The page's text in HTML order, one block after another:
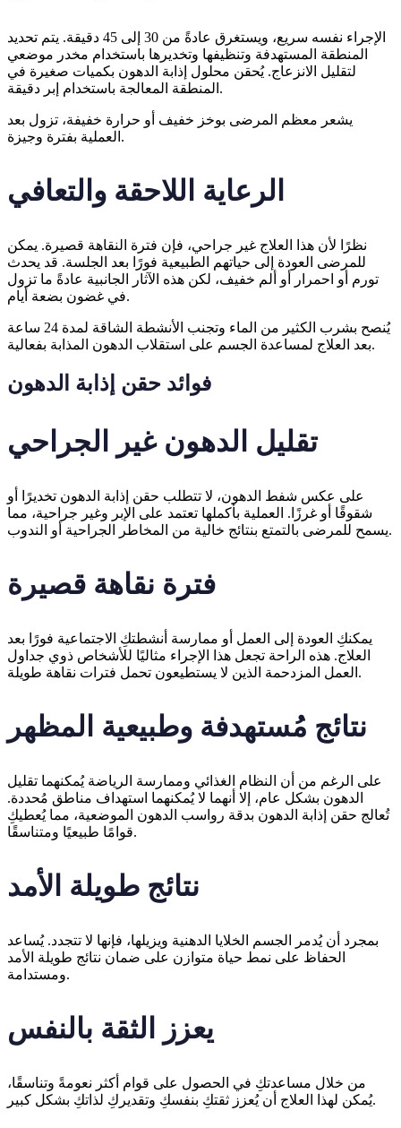
الإجراء نفسه سريع، ويستغرق عادةً من 30 إلى 45 دقيقة. يتم تحديد
المنطقة المستهدفة وتنظيفها وتخديرها باستخدام مخدر موضعي
لتقليل الانزعاج. يُحقن محلول إذابة الدهون بكميات صغيرة في
المنطقة المعالجة باستخدام إبر دقيقة.
يشعر معظم المرضى بوخز خفيف أو حرارة خفيفة، تزول بعد
العملية بفترة وجيزة.
الرعاية اللاحقة والتعافي
نظرًا لأن هذا العلاج غير جراحي، فإن فترة النقاهة قصيرة. يمكن
للمرضى العودة إلى حياتهم الطبيعية فورًا بعد الجلسة. قد يحدث
تورم أو احمرار أو ألم خفيف، لكن هذه الآثار الجانبية عادةً ما تزول
في غضون بضعة أيام.
يُنصح بشرب الكثير من الماء وتجنب الأنشطة الشاقة لمدة 24 ساعة
بعد العلاج لمساعدة الجسم على استقلاب الدهون المذابة بفعالية.
فوائد حقن إذابة الدهون
تقليل الدهون غير الجراحي
على عكس شفط الدهون، لا تتطلب حقن إذابة الدهون تخديرًا أو
شقوقًا أو غرزًا. العملية بأكملها تعتمد على الإبر وغير جراحية، مما
يسمح للمرضى بالتمتع بنتائج خالية من المخاطر الجراحية أو الندوب.
فترة نقاهة قصيرة
يمكنكِ العودة إلى العمل أو ممارسة أنشطتكِ الاجتماعية فورًا بعد
العلاج. هذه الراحة تجعل هذا الإجراء مثاليًا للأشخاص ذوي جداول
العمل المزدحمة الذين لا يستطيعون تحمل فترات نقاهة طويلة.
نتائج مُستهدفة وطبيعية المظهر
على الرغم من أن النظام الغذائي وممارسة الرياضة يُمكنهما تقليل
الدهون بشكل عام، إلا أنهما لا يُمكنهما استهداف مناطق مُحددة.
تُعالج حقن إذابة الدهون بدقة رواسب الدهون الموضعية، مما يُعطيكِ
قوامًا طبيعيًا ومتناسقًا.
نتائج طويلة الأمد
بمجرد أن يُدمر الجسم الخلايا الدهنية ويزيلها، فإنها لا تتجدد. يُساعد
الحفاظ على نمط حياة متوازن على ضمان نتائج طويلة الأمد
ومستدامة.
يعزز الثقة بالنفس
من خلال مساعدتكِ في الحصول على قوام أكثر نعومةً وتناسقًا،
يُمكن لهذا العلاج أن يُعزز ثقتكِ بنفسكِ وتقديركِ لذاتكِ بشكل كبير.